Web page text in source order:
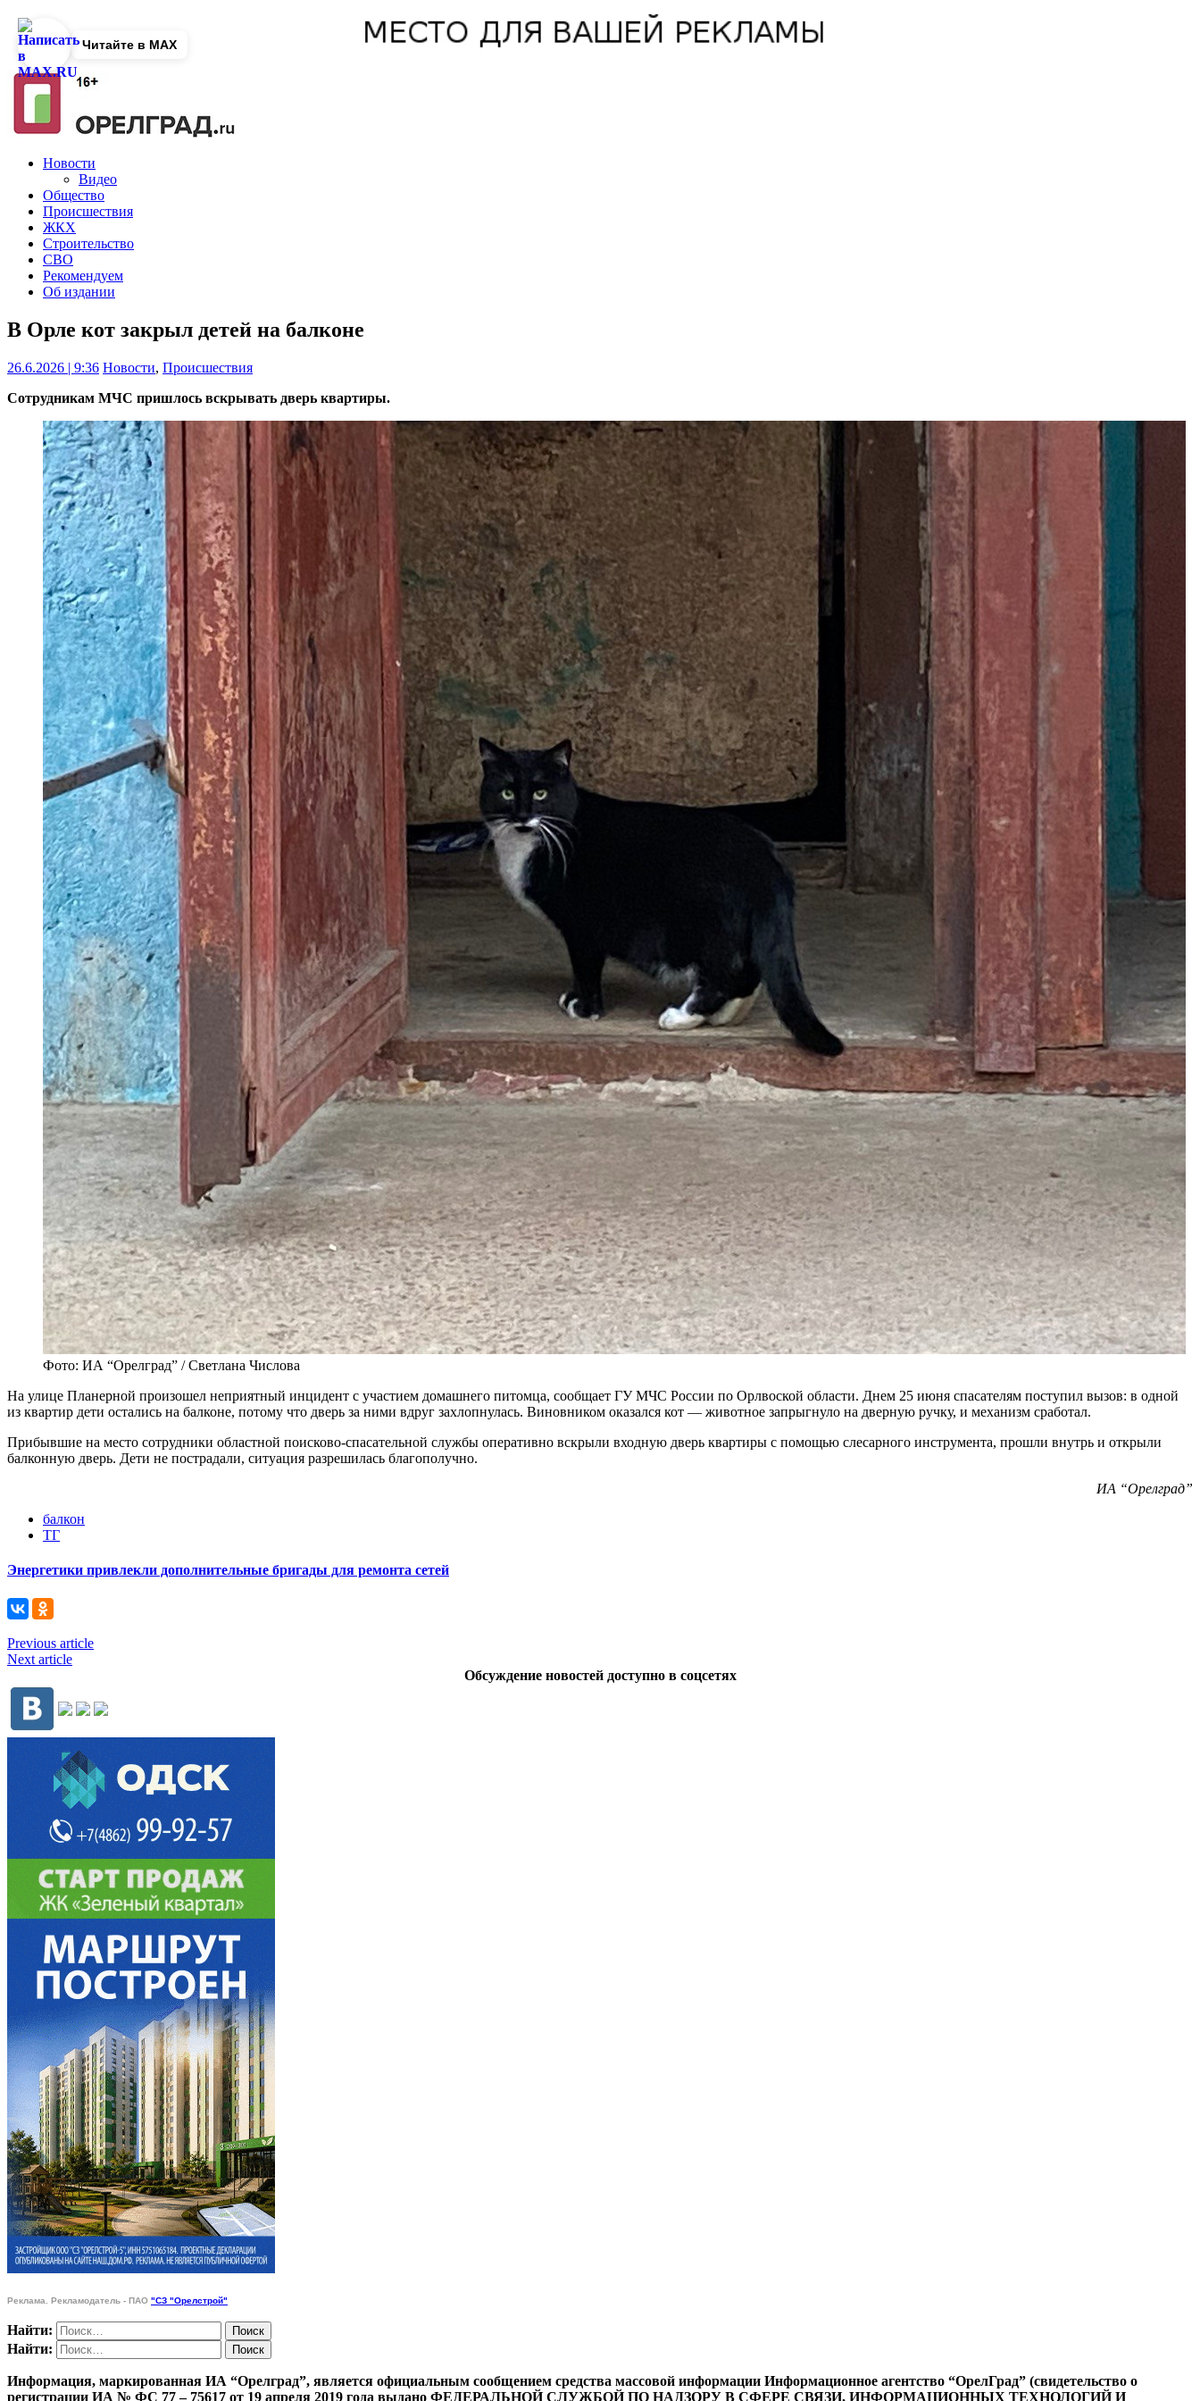
Новости
Видео
Общество
Происшествия
ЖКХ
Строительство
СВО
Рекомендуем
Об издании
В Орле кот закрыл детей на балконе
26.6.2026 | 9:36 Новости, Происшествия
Сотрудникам МЧС пришлось вскрывать дверь квартиры.
Фото: ИА “Орелград” / Светлана Числова
На улице Планерной произошел неприятный инцидент с участием домашнего питомца, сообщает ГУ МЧС России по Орлвоской области. Днем 25 июня спасателям поступил вызов: в одной
из квартир дети остались на балконе, потому что дверь за ними вдруг захлопнулась. Виновником оказался кот — животное запрыгнуло на дверную ручку, и механизм сработал.
Прибывшие на место сотрудники областной поисково-спасательной службы оперативно вскрыли входную дверь квартиры с помощью слесарного инструмента, прошли внутрь и открыли
балконную дверь. Дети не пострадали, ситуация разрешилась благополучно.
ИА “Орелград”
балкон
ТГ
Энергетики привлекли дополнительные бригады для ремонта сетей
Previous article
Next article
Обсуждение новостей доступно в соцсетях
Реклама. Рекламодатель - ПАО "СЗ "Орелстрой"
Найти:
Найти:
Информация, маркированная ИА “Орелград”, является официальным сообщением средства массовой информации Информационное агентство “ОрелГрад” (свидетельство о
регистрации ИА № ФС 77 – 75617 от 19 апреля 2019 года выдано ФЕДЕРАЛЬНОЙ СЛУЖБОЙ ПО НАДЗОРУ В СФЕРЕ СВЯЗИ, ИНФОРМАЦИОННЫХ ТЕХНОЛОГИЙ И
Читайте в MAX